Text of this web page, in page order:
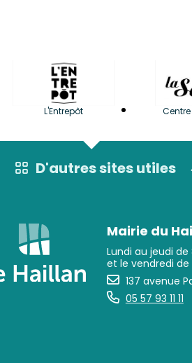
L'Entrepôt
D'autres sites utiles
Mairie du
Lundi au jeudi de
et le vendredi de
137 avenue
05 57 93 11 11